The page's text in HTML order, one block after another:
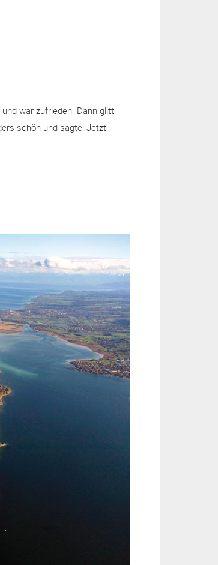
war zufrieden. Dann glitt
schön und sagte: Jetzt